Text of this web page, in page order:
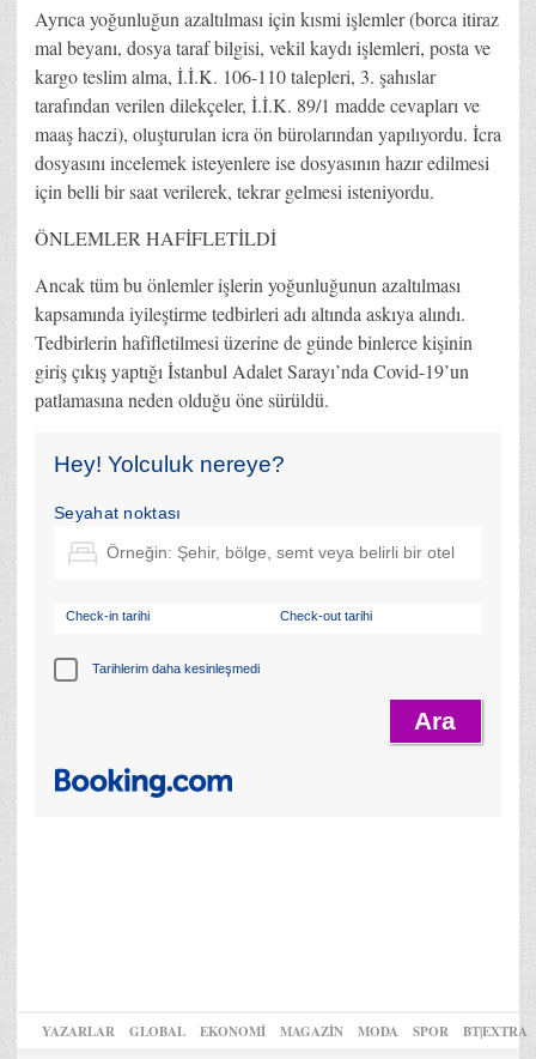
Ayrıca yoğunluğun azaltılması için kısmi işlemler (borca itiraz
mal beyanı, dosya taraf bilgisi, vekil kaydı işlemleri, posta ve
kargo teslim alma, İ.İ.K. 106-110 talepleri, 3. şahıslar
tarafından verilen dilekçeler, İ.İ.K. 89/1 madde cevapları ve
maaş haczi), oluşturulan icra ön bürolarından yapılıyordu. İcra
dosyasını incelemek isteyenlere ise dosyasının hazır edilmesi
için belli bir saat verilerek, tekrar gelmesi isteniyordu.
ÖNLEMLER HAFİFLETİLDİ
Ancak tüm bu önlemler işlerin yoğunluğunun azaltılması
kapsamında iyileştirme tedbirleri adı altında askıya alındı.
Tedbirlerin hafifletilmesi üzerine de günde binlerce kişinin
giriş çıkış yaptığı İstanbul Adalet Sarayı’nda Covid-19’un
patlamasına neden olduğu öne sürüldü.
Hey! Yolculuk nereye?
Seyahat noktası
Check-in tarihi Check-out tarihi
Tarihlerim daha kesinleşmedi
YAZARLAR GLOBAL EKONOMİ MAGAZİN MODA SPOR BT|EXTRA